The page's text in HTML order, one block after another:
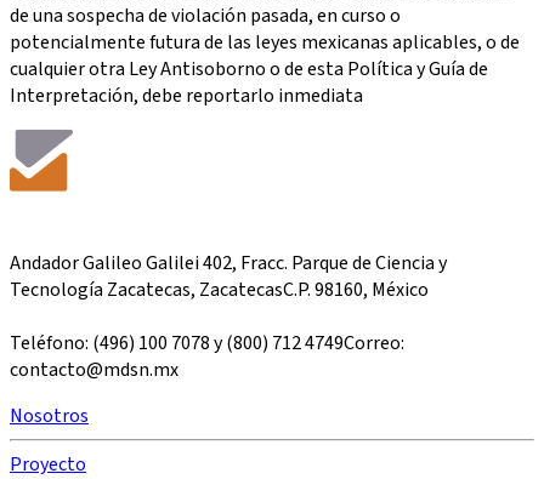
de una sospecha de violación pasada, en curso o
potencialmente futura de las leyes mexicanas aplicables, o de
cualquier otra Ley Antisoborno o de esta Política y Guía de
Interpretación, debe reportarlo inmediata
Andador Galileo Galilei 402, Fracc. Parque de Ciencia y
Tecnología Zacatecas, ZacatecasC.P. 98160, México
Teléfono: (496) 100 7078 y (800) 712 4749Correo:
contacto@mdsn.mx
Nosotros
Proyecto